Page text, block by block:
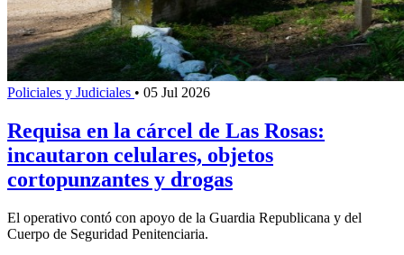
Policiales y Judiciales • 05 Jul 2026
Requisa en la cárcel de Las Rosas:
incautaron celulares, objetos
cortopunzantes y drogas
El operativo contó con apoyo de la Guardia Republicana y del
Cuerpo de Seguridad Penitenciaria.